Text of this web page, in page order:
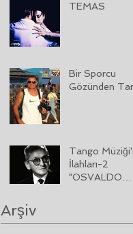
TEMAS
Bir Sporcu
Gözünden
Tango
İlahları-2
"OSVALDO
Arşiv